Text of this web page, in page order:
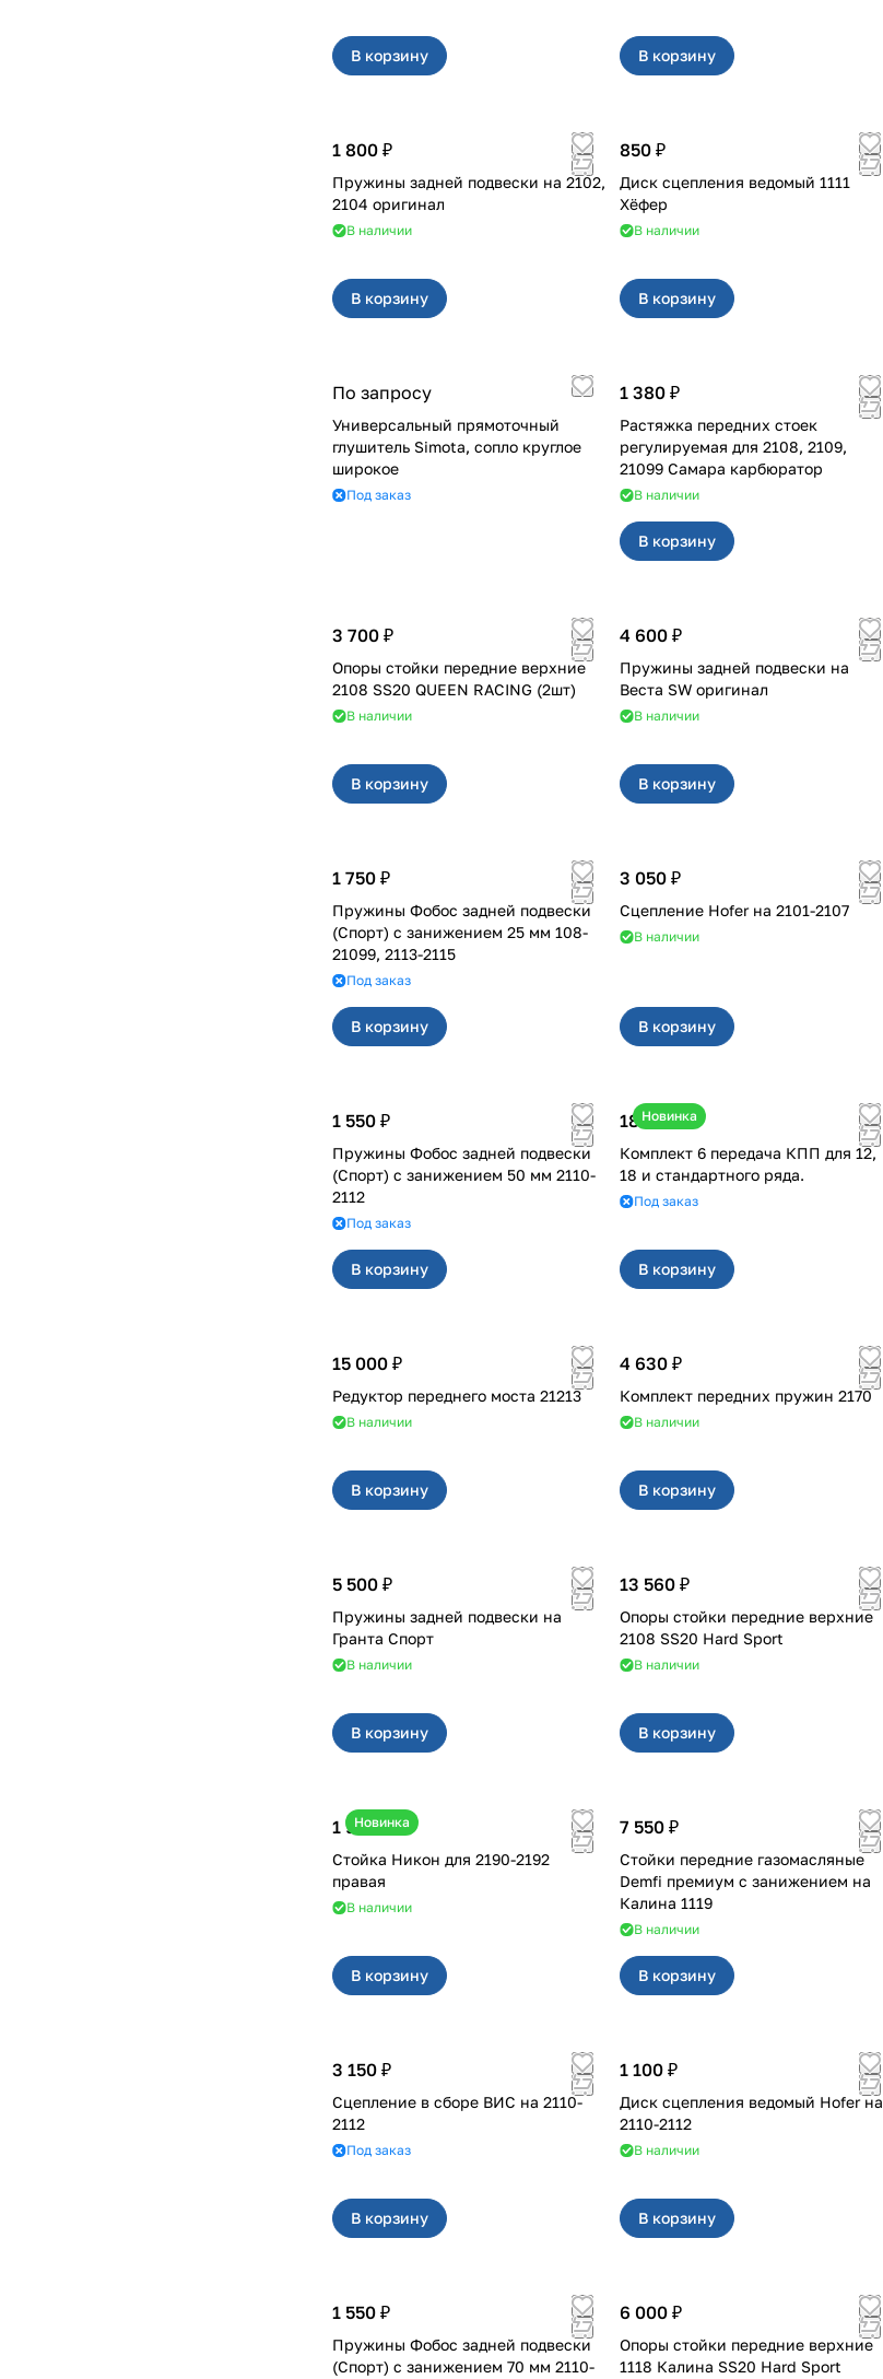
В корзину В корзину
1 800 ₽
Пружины задней подвески на 2102,
2104 оригинал
В наличии
В корзину
850 ₽
Диск сцепления ведомый 1111
Хёфер
В наличии
В корзину
По запросу
Универсальный прямоточный
глушитель Simota, сопло круглое
широкое
Под заказ
1 380 ₽
Растяжка передних стоек
регулируемая для 2108, 2109,
21099 Самара карбюратор
В наличии
В корзину
3 700 ₽
Опоры стойки передние верхние
2108 SS20 QUEEN RACING (2шт)
В наличии
В корзину
4 600 ₽
Пружины задней подвески на
Веста SW оригинал
В наличии
В корзину
1 750 ₽
Пружины Фобос задней подвески
(Спорт) с занижением 25 мм 108-
21099, 2113-2115
Под заказ
В корзину
3 050 ₽
Сцепление Hofer на 2101-2107
В наличии
В корзину
1 550 ₽
Пружины Фобос задней подвески
(Спорт) с занижением 50 мм 2110-
2112
Под заказ
В корзину
Новинка
18 000 ₽
Комплект 6 передача КПП для 12,
18 и стандартного ряда.
Под заказ
В корзину
15 000 ₽
Редуктор переднего моста 21213
В наличии
В корзину
4 630 ₽
Комплект передних пружин 2170
В наличии
В корзину
5 500 ₽
Пружины задней подвески на
Гранта Спорт
В наличии
В корзину
13 560 ₽
Опоры стойки передние верхние
2108 SS20 Hard Sport
В наличии
В корзину
Новинка
1 900 ₽
Стойка Никон для 2190-2192
правая
В наличии
В корзину
7 550 ₽
Стойки передние газомасляные
Demfi премиум с занижением на
Калина 1119
В наличии
В корзину
3 150 ₽
Сцепление в сборе ВИС на 2110-
2112
Под заказ
В корзину
1 100 ₽
Диск сцепления ведомый Hofer на
2110-2112
В наличии
В корзину
1 550 ₽
Пружины Фобос задней подвески
(Спорт) с занижением 70 мм 2110-
6 000 ₽
Опоры стойки передние верхние
1118 Калина SS20 Hard Sport